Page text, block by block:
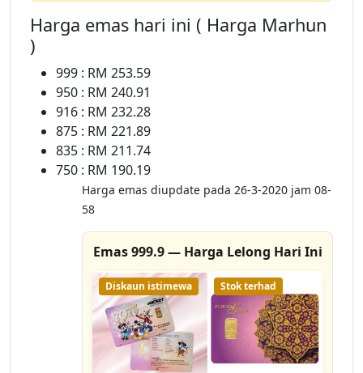
Harga emas hari ini ( Harga Marhun
)
999 : RM 253.59
950 : RM 240.91
916 : RM 232.28
875 : RM 221.89
835 : RM 211.74
750 : RM 190.19
Harga emas diupdate pada 26-3-2020 jam 08-
58
Emas 999.9 — Harga Lelong Hari Ini
Diskaun istimewa Stok terhad